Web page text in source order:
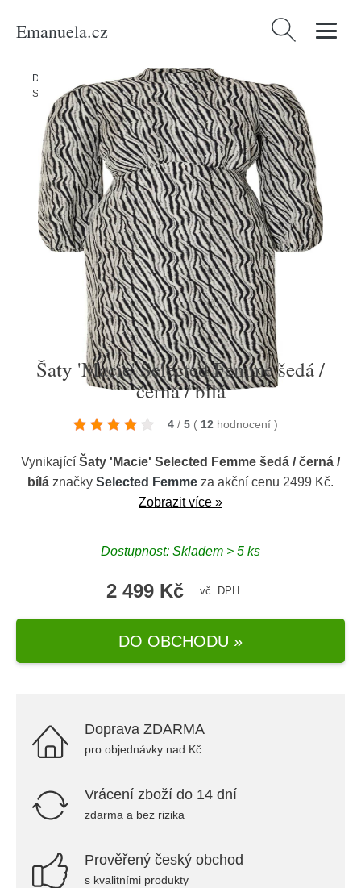
Emanuela.cz Vyhledávání
Domů Ženy/Oblečení/Šaty/Midi šaty
Selected Femme šedá / černá / bílá
Šaty 'Macie' Selected Femme šedá /
černá / bílá
4 / 5 ( 12 hodnocení )
Vynikající Šaty 'Macie' Selected Femme šedá / černá /
bílá značky Selected Femme za akční cenu 2499 Kč.
Zobrazit více »
Dostupnost: Skladem > 5 ks
2 499 Kč vč. DPH
DO OBCHODU »
Doprava ZDARMA
pro objednávky nad Kč
Vrácení zboží do 14 dní
zdarma a bez rizika
Prověřený český obchod
s kvalitními produkty